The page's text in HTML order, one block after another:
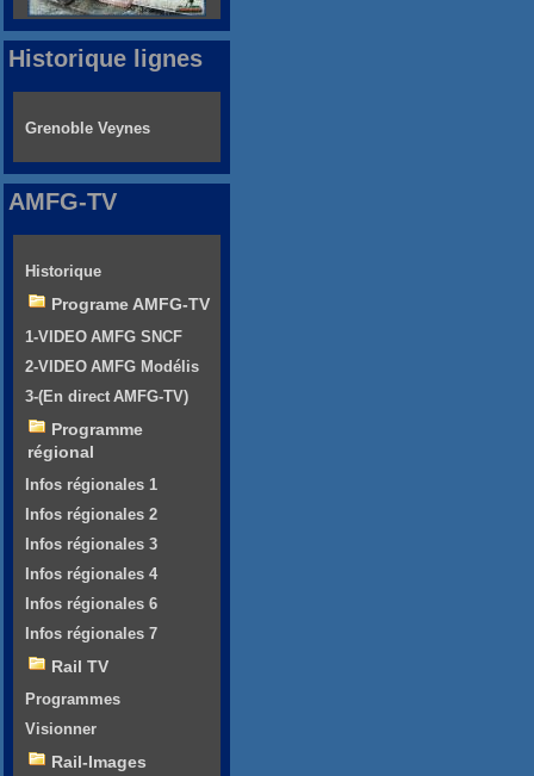
Historique lignes
Grenoble Veynes
AMFG-TV
Historique
Programe AMFG-TV
1-VIDEO AMFG SNCF
2-VIDEO AMFG Modélis
3-(En direct AMFG-TV)
Programme
régional
Infos régionales 1
Infos régionales 2
Infos régionales 3
Infos régionales 4
Infos régionales 6
Infos régionales 7
Rail TV
Programmes
Visionner
Rail-Images